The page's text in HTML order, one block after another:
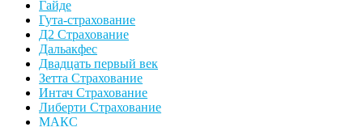
Гайде
Гута-страхование
Д2 Страхование
Дальакфес
Двадцать первый век
Зетта Страхование
Интач Страхование
Либерти Страхование
МАКС